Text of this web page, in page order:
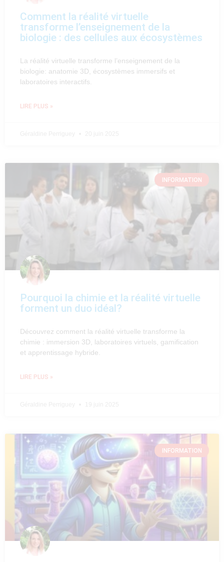
Comment la réalité virtuelle
transforme l’enseignement de la
biologie : des cellules aux écosystèmes
La réalité virtuelle transforme l’enseignement de la
biologie: anatomie 3D, écosystèmes immersifs et
laboratoires interactifs.
LIRE PLUS »
INFORMATION
Pourquoi la chimie et la réalité virtuelle
forment un duo idéal?
Découvrez comment la réalité virtuelle transforme la
chimie : immersion 3D, laboratoires virtuels, gamification
et apprentissage hybride.
LIRE PLUS »
INFORMATION